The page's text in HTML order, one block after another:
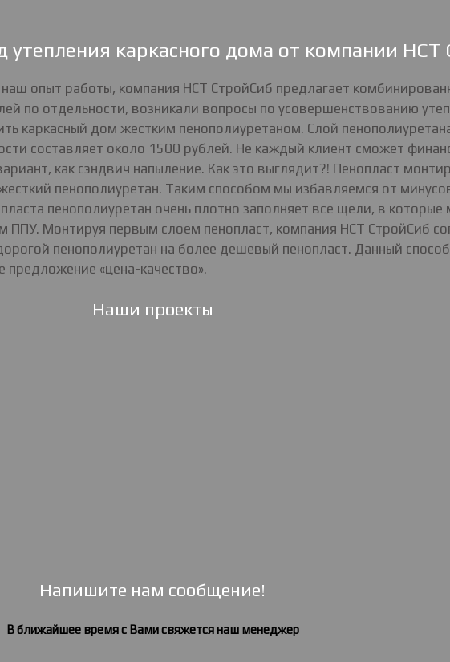
каркасного дома от компании НСТ
опыт работы, компания НСТ СтройСиб предлагает
по отдельности, возникали вопросы по усовершенствованию
каркасный дом жестким пенополиуретаном. Слой
составляет около 1500 рублей. Не каждый клиент сможет
как сэндвич напыление. Как это выглядит?! Пенопласт
пенополиуретан. Таким способом мы избавляемся от
пенополиуретан очень плотно заполняет все щели, в которые
Монтируя первым слоем пенопласт, компания НСТ СтройСиб
пенополиуретан на более дешевый пенопласт. Данный
предложение «цена-качество».
Наши проекты
Напишите нам сообщение!
В ближайшее время с Вами свяжется наш менеджер